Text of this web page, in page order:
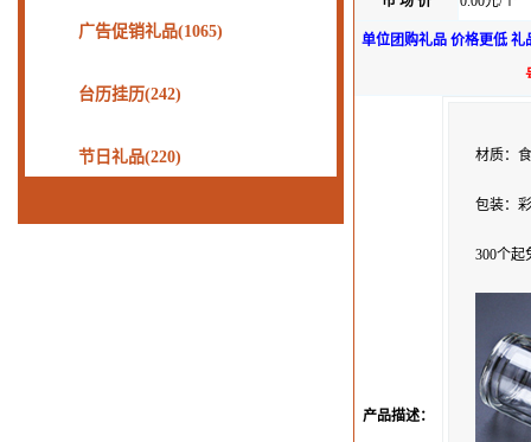
单位团购礼品 价格更低 礼
产品描述：
材质：
包装：
300个起
广告促销礼品(1065)
台历挂历(242)
节日礼品(220)